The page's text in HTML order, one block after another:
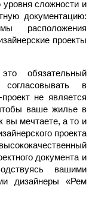
сложности и
документацию:
расположения
проекты
обязательный
в
не является
ваше жилье в
вы мечтаете, а то и
проекта
документа и
вашими
дизайнеры «Рем